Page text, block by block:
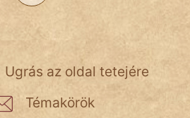
Ugrás az oldal tetejére
Témakörök